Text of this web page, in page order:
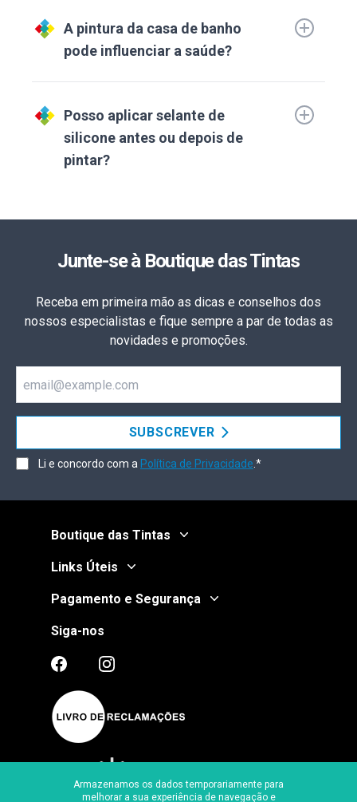
A pintura da casa de banho
pode influenciar a saúde?
Posso aplicar selante de
silicone antes ou depois de
pintar?
Junte-se à Boutique das Tintas
Receba em primeira mão as dicas e conselhos dos
nossos especialistas e fique sempre a par de todas as
novidades e promoções.
SUBSCREVER
Li e concordo com a Política de Privacidade .*
Armazenamos os dados temporariamente para
melhorar a sua experiência de navegação e
Boutique das Tintas
Links Úteis
Pagamento e Segurança
Siga-nos